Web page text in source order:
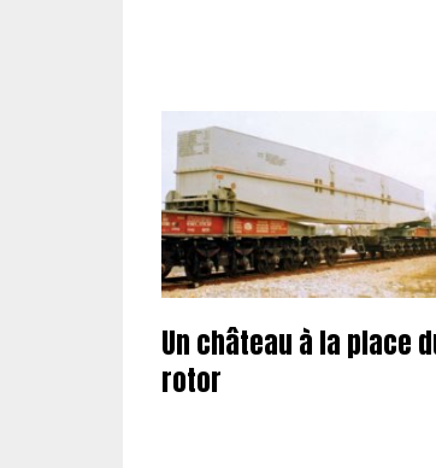
Un château à la place
rotor